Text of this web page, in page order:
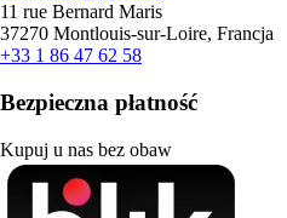
11 rue Bernard Maris
37270 Montlouis-sur-Loire, Francja
+33 1 86 47 62 58
Bezpieczna płatność
Kupuj u nas bez obaw